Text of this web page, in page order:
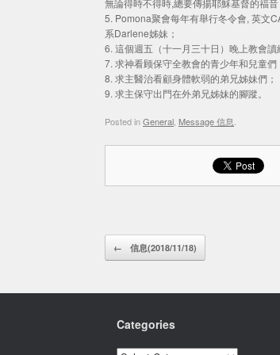
無論得時不得時,總要傳揚耶穌基督的福音
5. Pomona聚會每年有舉行冬令會, 英文
系Darlene姊妹；
6. 這個週五（十一月三十日）晚上教會
7. 求神看顾保守全教會的青少年和兒童們
8. 求主醫治看顧身體軟弱的弟兄姊妹們；
9. 求主保守出門在外弟兄姊妹的腳蹤。
Posted inGeneral Message 信息
Post navigation
← 信息(2018/11/18)
Categories